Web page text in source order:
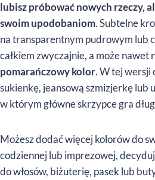
lubisz próbować nowych rzeczy,
swoim upodobaniom. Subtelne
na transparentnym pudrowym lub
całkiem zwyczajnie, a może nawet
pomarańczowy kolor. W tej wersji
sukienkę, jeansową szmizjerkę lub
w którym główne skrzypce gra
Możesz dodać więcej kolorów do
codziennej lub imprezowej,
do włosów, biżuterię, pasek lub